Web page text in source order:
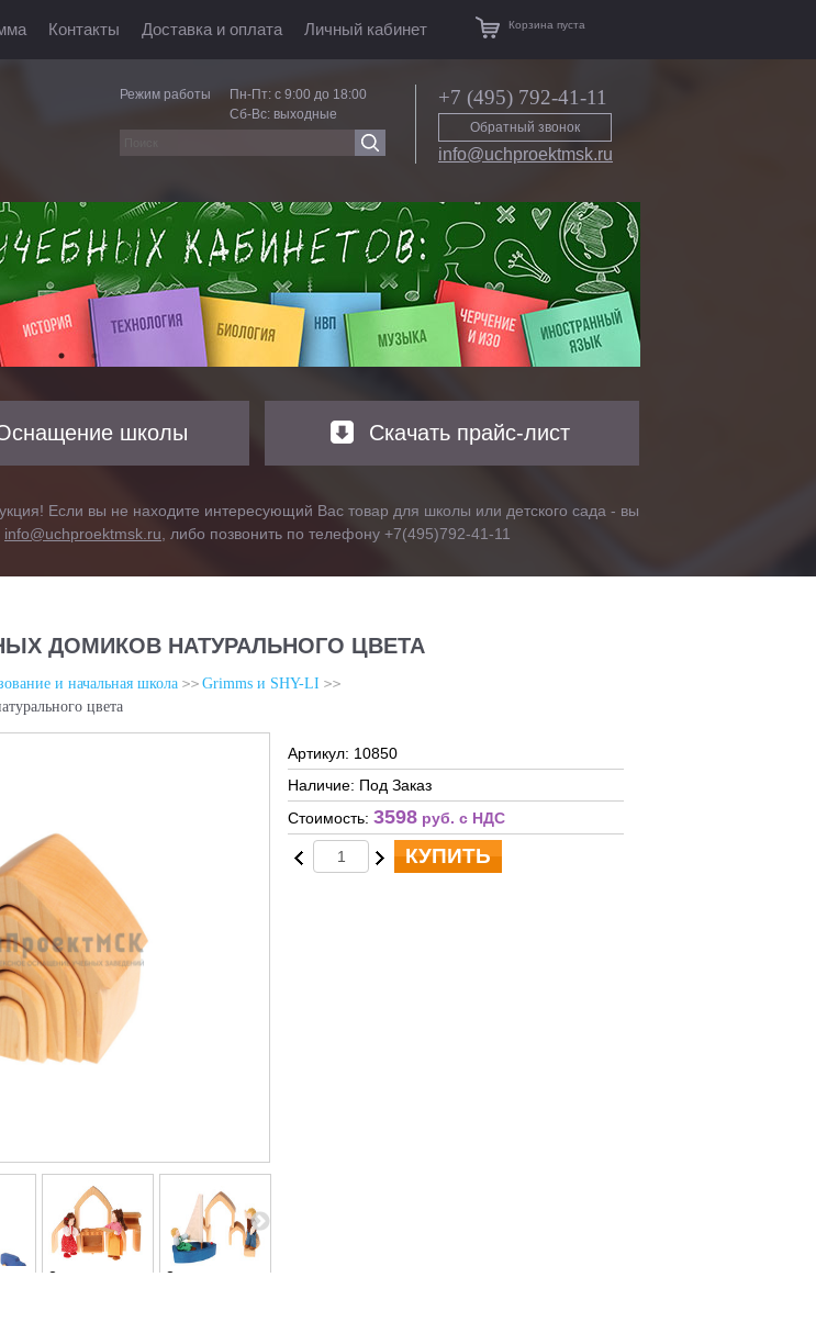
Контакты Доставка и оплата Личный кабинет Корзина пуста
Режим работы
Пн-Пт: с 9:00 до 18:00
Сб-Вс: выходные
+7 (495) 792-41-11
Обратный звонок
info@uchproektmsk.ru
школы Скачать прайс-лист
Если вы не находите интересующий Вас товар для школы или детского сада - вы
info@uchproektmsk.ru , либо позвонить по телефону +7(495)792-41-11
ДОМИКОВ НАТУРАЛЬНОГО ЦВЕТА
и начальная школа
Grimms и SHY-LI
цвета
2 3
Артикул: 10850
Наличие: Под Заказ
Стоимость: 3598 руб. c НДС
КУПИТЬ